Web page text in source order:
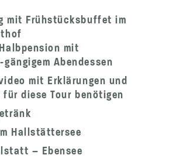
mit Frühstücksbuffet im
mit
Abendessen
mit Erklärungen und
diese Tour benötigen
Hallstättersee
– Ebensee